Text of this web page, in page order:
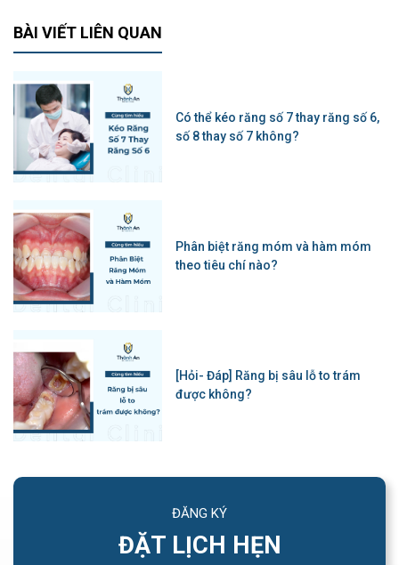
BÀI VIẾT LIÊN QUAN
Có thể kéo răng số 7 thay răng số 6,
số 8 thay số 7 không?
Phân biệt răng móm và hàm móm
theo tiêu chí nào?
[Hỏi- Đáp] Răng bị sâu lỗ to trám
được không?
ĐĂNG KÝ
ĐẶT LỊCH HẸN